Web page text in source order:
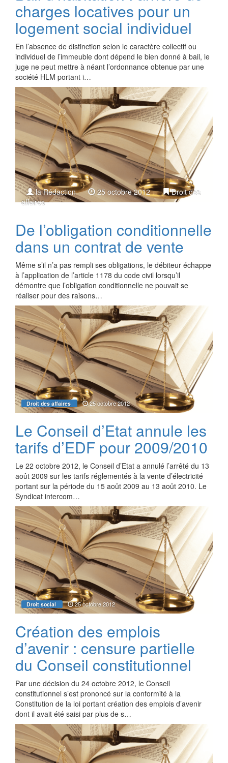
charges locatives pour un
logement social individuel
En l’absence de distinction selon le caractère collectif ou
individuel de l’immeuble dont dépend le bien donné à bail, le
juge ne peut mettre à néant l’ordonnance obtenue par une
société HLM portant i…
la Rédaction 25 octobre 2012
Droit des
affaires
De l’obligation conditionnelle
dans un contrat de vente
Même s’il n’a pas rempli ses obligations, le débiteur échappe
à l’application de l’article 1178 du code civil lorsqu’il
démontre que l’obligation conditionnelle ne pouvait se
réaliser pour des raisons…
Droit des affaires 25 octobre 2012
Le Conseil d’Etat annule les
tarifs d’EDF pour 2009/2010
Le 22 octobre 2012, le Conseil d’Etat a annulé l’arrêté du 13
août 2009 sur les tarifs réglementés à la vente d’électricité
portant sur la période du 15 août 2009 au 13 août 2010. Le
Syndicat intercom…
Droit social 25 octobre 2012
Création des emplois
d’avenir : censure partielle
du Conseil constitutionnel
Par une décision du 24 octobre 2012, le Conseil
constitutionnel s’est prononcé sur la conformité à la
Constitution de la loi portant création des emplois d’avenir
dont il avait été saisi par plus de s…